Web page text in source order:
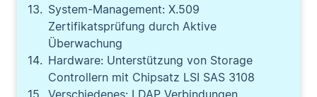
System-Management: X.509
Zertifikatsprüfung durch Aktive
Überwachung
Hardware: Unterstützung von Storage
Controllern mit Chipsatz LSI SAS 3108
Verschiedenes: LDAP Verbindungen